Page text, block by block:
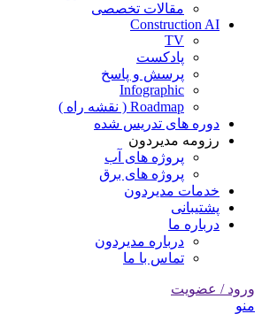
مقالات تخصصی
Construction AI
TV
پادکست
پرسش و پاسخ
Infographic
Roadmap ( نقشه راه )
دوره های تدریس شده
رزومه مدیردون
پروژه های آب
پروژه های برق
خدمات مدیردون
پشتیبانی
درباره ما
درباره مدیردون
تماس با ما
ورود / عضویت
منو